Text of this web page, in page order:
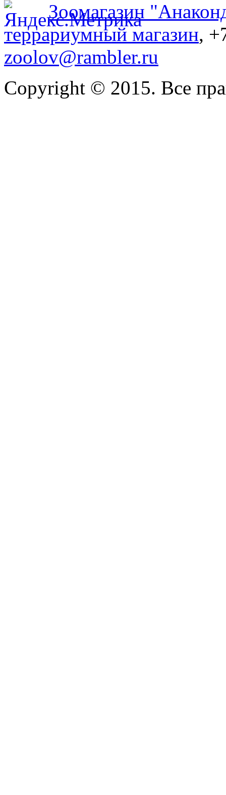
Зоомагазин
террариумный магазин,
zoolov@rambler.ru
Copyright © 2015. Все